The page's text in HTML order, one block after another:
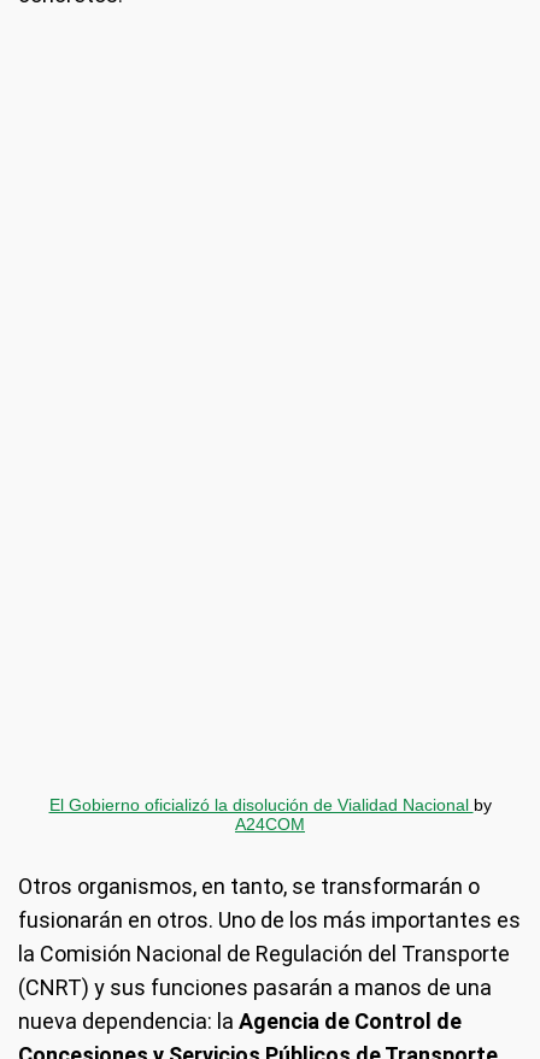
El Gobierno oficializó la disolución de Vialidad Nacional by
A24COM
Otros organismos, en tanto, se transformarán o
fusionarán en otros. Uno de los más importantes es
la Comisión Nacional de Regulación del Transporte
(CNRT) y sus funciones pasarán a manos de una
nueva dependencia: la Agencia de Control de